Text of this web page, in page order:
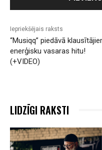
Iepriekšējais raksts
“Musiqq” piedāvā
enerģisku vasaras hitu!
(+VIDEO)
LIDZĪGI RAKSTI